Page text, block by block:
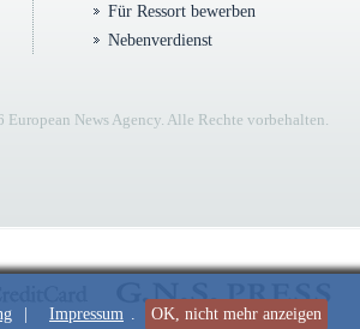
Impressum . OK, nicht mehr anzeigen
Für Ressort bewerben
Nebenverdienst
European News Agency. Alle Rechte vorbehalten.